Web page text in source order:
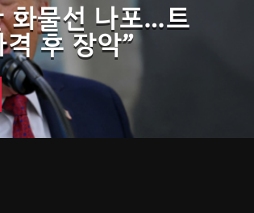
화물선 나포…트
후 장악”